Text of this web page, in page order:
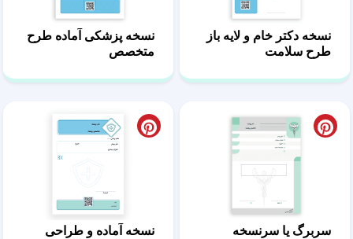
نسخه دکتر خام و لایه باز
طرح سلامت
نسخه پزشکی آماده طرح
متخصص
سربرگ یا سرنسخه
نسخه آماده و طراحی